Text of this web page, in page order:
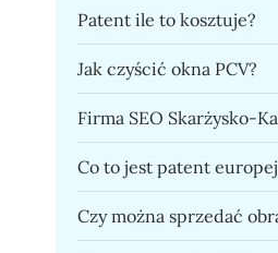
Patent ile to kosztuje?
Jak czyścić okna PCV?
Firma SEO Skarżysko-
Co to jest patent
Czy można sprzedać